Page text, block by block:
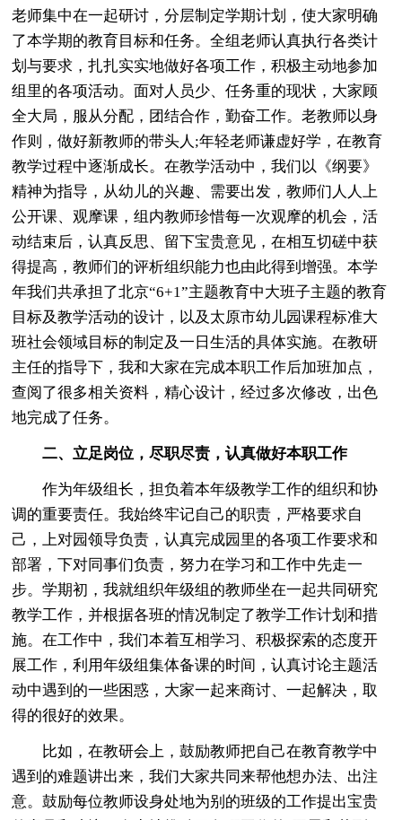
老师集中在一起研讨，分层制定学期计划，使大家明确
了本学期的教育目标和任务。全组老师认真执行各类计
划与要求，扎扎实实地做好各项工作，积极主动地参加
组里的各项活动。面对人员少、任务重的现状，大家顾
全大局，服从分配，团结合作，勤奋工作。老教师以身
作则，做好新教师的带头人;年轻老师谦虚好学，在教育
教学过程中逐渐成长。在教学活动中，我们以《纲要》
精神为指导，从幼儿的兴趣、需要出发，教师们人人上
公开课、观摩课，组内教师珍惜每一次观摩的机会，活
动结束后，认真反思、留下宝贵意见，在相互切磋中获
得提高，教师们的评析组织能力也由此得到增强。本学
年我们共承担了北京“6+1”主题教育中大班子主题的教育
目标及教学活动的设计，以及太原市幼儿园课程标准大
班社会领域目标的制定及一日生活的具体实施。在教研
主任的指导下，我和大家在完成本职工作后加班加点，
查阅了很多相关资料，精心设计，经过多次修改，出色
地完成了任务。
二、立足岗位，尽职尽责，认真做好本职工作
作为年级组长，担负着本年级教学工作的组织和协
调的重要责任。我始终牢记自己的职责，严格要求自
己，上对园领导负责，认真完成园里的各项工作要求和
部署，下对同事们负责，努力在学习和工作中先走一
步。学期初，我就组织年级组的教师坐在一起共同研究
教学工作，并根据各班的情况制定了教学工作计划和措
施。在工作中，我们本着互相学习、积极探索的态度开
展工作，利用年级组集体备课的时间，认真讨论主题活
动中遇到的一些困惑，大家一起来商讨、一起解决，取
得的很好的效果。
比如，在教研会上，鼓励教师把自己在教育教学中
遇到的难题讲出来，我们大家共同来帮他想办法、出注
意。鼓励每位教师设身处地为别的班级的工作提出宝贵